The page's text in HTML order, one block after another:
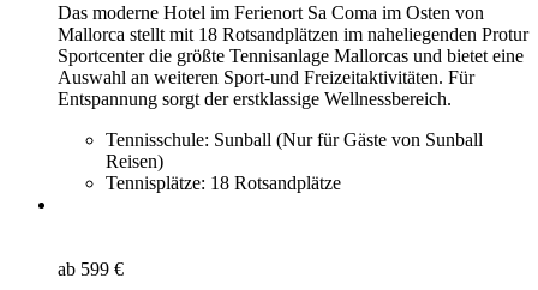
Das moderne Hotel im Ferienort Sa Coma im Osten von
Mallorca stellt mit 18 Rotsandplätzen im naheliegenden Protur
Sportcenter die größte Tennisanlage Mallorcas und bietet eine
Auswahl an weiteren Sport-und Freizeitaktivitäten. Für
Entspannung sorgt der erstklassige Wellnessbereich.
Tennisschule: Sunball (Nur für Gäste von Sunball
Reisen)
Tennisplätze: 18 Rotsandplätze
ab 599 €